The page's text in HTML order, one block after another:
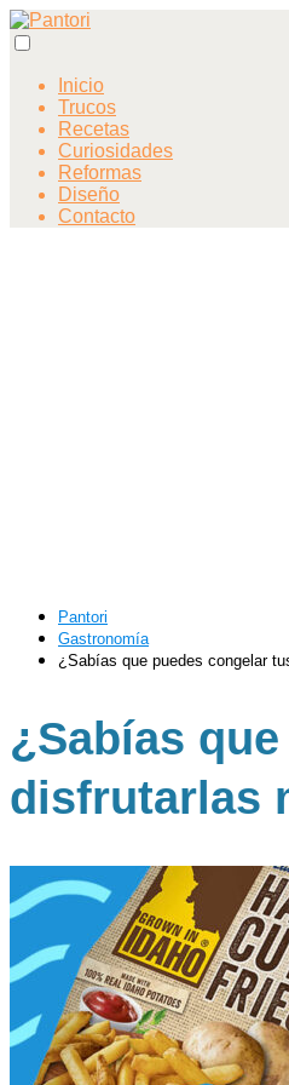
Inicio
Trucos
Recetas
Curiosidades
Reformas
Diseño
Contacto
Pantori
Gastronomía
¿Sabías que puedes congelar
¿Sabías
disfrutarlas